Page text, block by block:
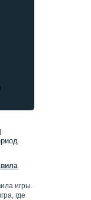
игры.
где